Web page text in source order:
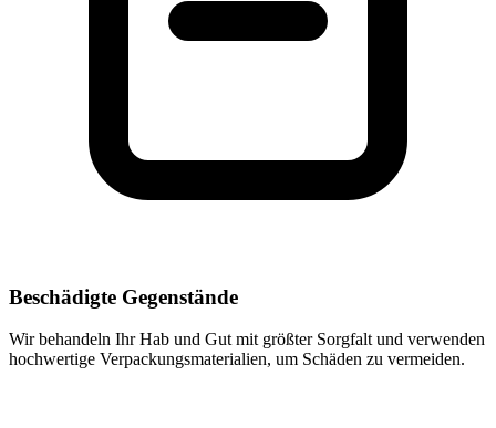
Beschädigte Gegenstände
Wir behandeln Ihr Hab und Gut mit größter Sorgfalt und verwenden
hochwertige Verpackungsmaterialien, um Schäden zu vermeiden.